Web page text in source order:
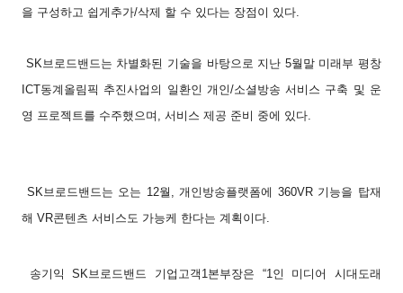
을 구성하고 쉽게 추가/삭제 할 수 있다는 장점이 있다.
SK브로드밴드는 차별화된 기술을 바탕으로 지난 5월말 미래부 평창
ICT동계올림픽 추진사업의 일환인 개인/소셜방송 서비스 구축 및 운
영 프로젝트를 수주했으며 , 서비스 제공 준비 중에 있다.
SK브로드밴드는 오는 12월 , 개인방송플랫폼에 360VR 기능을 탑재
해 VR콘텐츠 서비스도 가능케 한다는 계획이다.
송기익 SK브로드밴드 기업고객 1본부장은 “1인 미디어 시대도래